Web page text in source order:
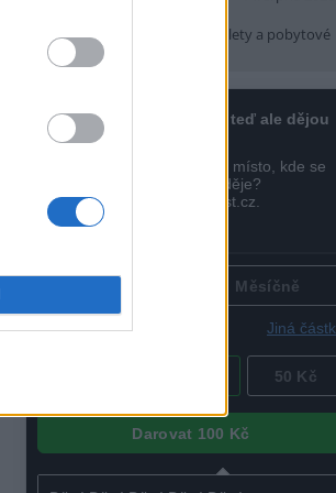
Farma CityCamp
(Tábory, výlety a pobytové
akce, Praha 10 )